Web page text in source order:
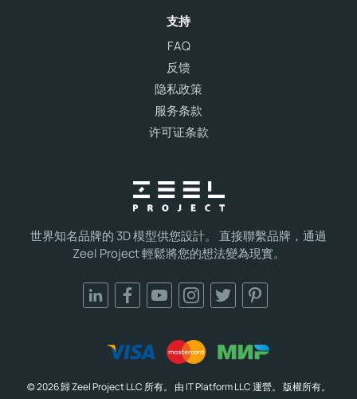
世界知名品牌的 3D 模型供您設計。 直接聯繫品牌，通過
Zeel Project 輕鬆將您的想法變為現實。
支持
FAQ
反馈
隐私政策
服务条款
许可证条款
© 2026 歸 Zeel Project LLC 所有。 由 IT Platform LLC 運營。 版權所有。